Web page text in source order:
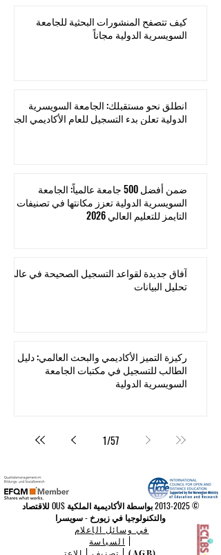
كيف تتصفح المنشورات البحثية للجامعة
السويسرية الدولية مجاناً
انطلق نحو مستقبلك: الجامعة السويسرية
الدولية تعلن بدء التسجيل للعام الأكاديمي الجديد
ضمن أفضل 500 جامعة عالمياً: الجامعة
السويسرية الدولية تعزز مكانتها في تصنيفات
التايمز للتعليم العالي 2026
آفاق جديدة لقواعد التسجيل الصحيحة في عالم
تحليل البيانات
ركيزة التميز الأكاديمي والبحث العالمي: دليل
الطالب للتسجيل في مكتبات الجامعة
السويسرية الدولية
1/57
©
2013-2025
بواسطة الأكاديمية الملكية OUS للاقتصاد
والتكنولوجيا في زيورخ - سويسرا
في وسائل الإعلام
السياسة